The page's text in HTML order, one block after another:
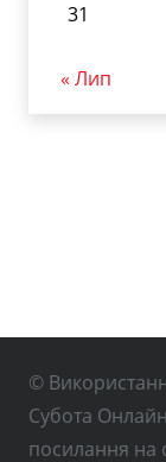
31
« Лип
©
Субота
посилання на